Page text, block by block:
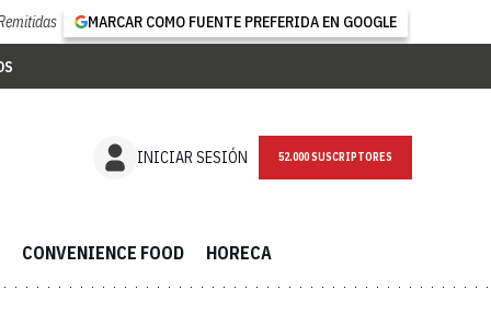
MARCAR COMO FUENTE PREFERIDA EN GOOGLE
INICIAR SESIÓN NEWSLETTER
CONVENIENCE FOOD HORECA